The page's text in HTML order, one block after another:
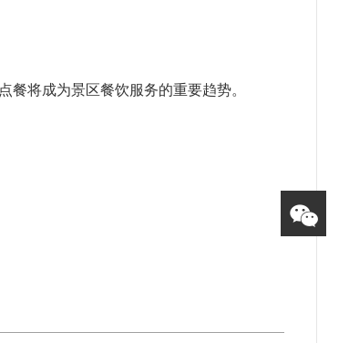
将成为景区餐饮服务的重要趋势。